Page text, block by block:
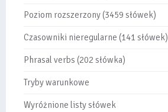
Poziom rozszerzony (3459 słówek)
Czasowniki nieregularne (141 słówek)
Phrasal verbs (202 słówka)
Tryby warunkowe
Wyróżnione listy słówek